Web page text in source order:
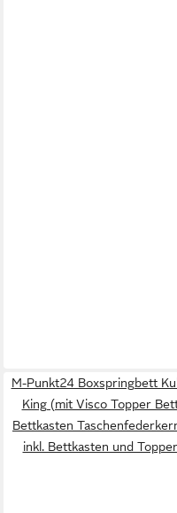
M-Punkt24 Boxspringbett
King (mit Visco Topper
Bettkasten
inkl. Bettkasten und Topper